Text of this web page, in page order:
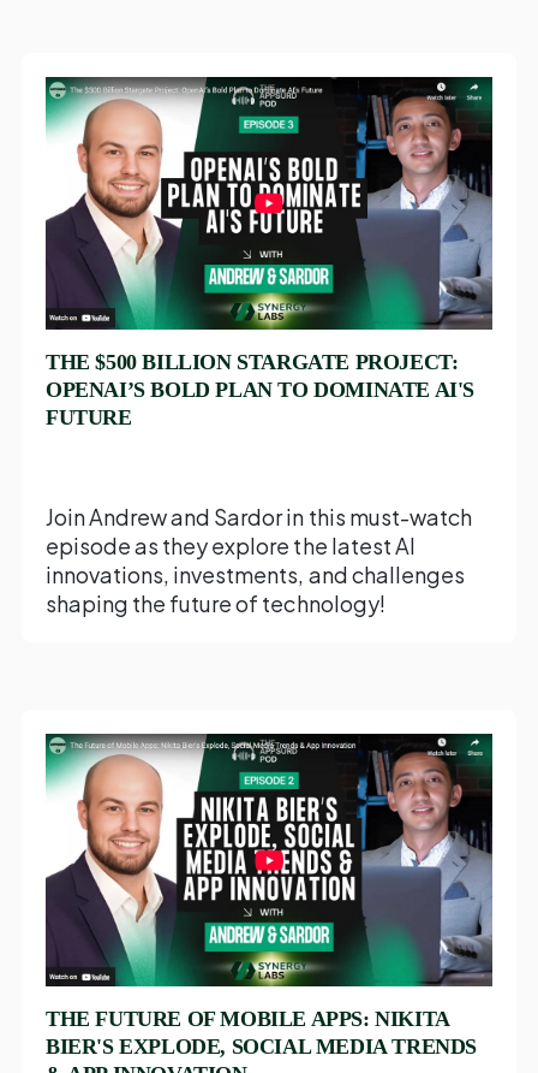
THE $500 BILLION STARGATE PROJECT:
OPENAI’S BOLD PLAN TO DOMINATE AI'S
FUTURE
Join Andrew and Sardor in this must-watch
episode as they explore the latest AI
innovations, investments, and challenges
shaping the future of technology!
THE FUTURE OF MOBILE APPS: NIKITA
BIER'S EXPLODE, SOCIAL MEDIA TRENDS